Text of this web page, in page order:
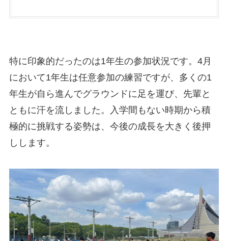
特に印象的だったのは1年生の参加状況です。4月
において1年生は任意参加の練習ですが、多くの1
年生が自ら進んでグラウンドに足を運び、先輩と
ともに汗を流しました。入学間もない時期から積
極的に挑戦する姿勢は、今後の成長を大きく後押
しします。